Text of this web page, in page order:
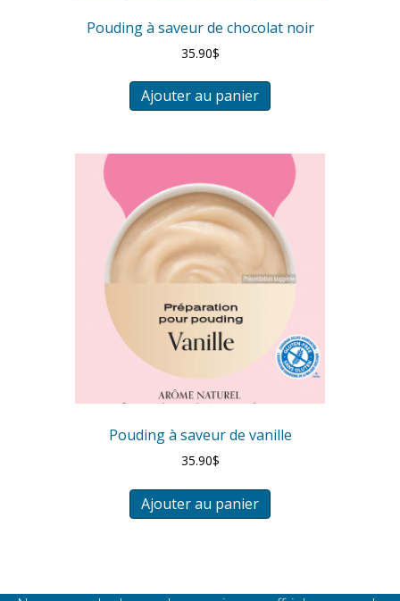
Pouding à saveur de chocolat noir
35.90$
Ajouter au panier
Pouding à saveur de vanille
35.90$
Ajouter au panier